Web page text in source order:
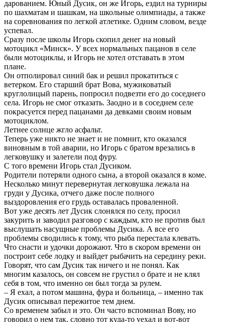
дарованием. Юный Дусик, он же Игорь, ездил на турниры
по шахматам и шашкам, на школьные олимпиады, а также
на соревнования по легкой атлетике. Одним словом, везде
успевал.
Сразу после школы Игорь скопил денег на новый
мотоцикл «Минск». У всех нормальных пацанов в селе
были мотоциклы, и Игорь не хотел отставать в этом
плане.
Он отполировал синий бак и решил прокатиться с
ветерком. Его старший брат Вова, мужиковатый
круглолицый парень, попросил подвезти его до соседнего
села. Игорь не смог отказать. Заодно и в соседнем селе
покрасуется перед пацанами да девками своим новым
мотоциклом.
Летнее солнце жгло асфальт.
Теперь уже никто не знает и не помнит, кто оказался
виновным в той аварии, но Игорь с братом врезались в
легковушку и залетели под фуру.
С того времени Игорь стал Дусиком.
Родители потеряли одного сына, а второй оказался в коме.
Несколько минут перевернутая легковушка лежала на
груди у Дусика, отчего даже после полного
выздоровления его грудь оставалась проваленной.
Вот уже десять лет Дусик слонялся по селу, просил
закурить и заводил разговор с каждым, кто не против был
выслушать насущные проблемы Дусика. А все его
проблемы сводились к тому, что рыба перестала клевать.
Что снасти и удочки дорожают. Что в скором времени он
построит себе лодку и выйдет рыбачить на середину реки.
Говорят, что сам Дусик так ничего и не понял. Как
многим казалось, он совсем не грустил о брате и не клял
себя в том, что именно он был тогда за рулем.
– Я ехал, а потом машина, фура и больница, – именно так
Дусик описывал пережитое тем днем.
Со временем забыл и это. Он часто вспоминал Вову, но
говорил о нем так, словно тот куда-то уехал и вот-вот